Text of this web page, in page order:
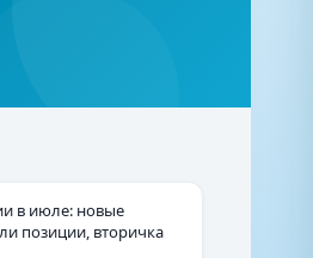
в июле: новые
позиции, вторичка